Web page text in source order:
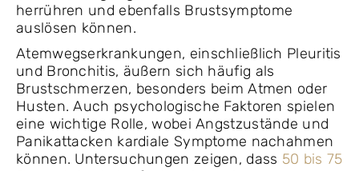
herrühren und ebenfalls Brustsymptome
auslösen können.
Atemwegserkrankungen, einschließlich Pleuritis
und Bronchitis, äußern sich häufig als
Brustschmerzen, besonders beim Atmen oder
Husten. Auch psychologische Faktoren spielen
eine wichtige Rolle, wobei Angstzustände und
Panikattacken kardiale Symptome nachahmen
können. Untersuchungen zeigen, dass 50 bis 75